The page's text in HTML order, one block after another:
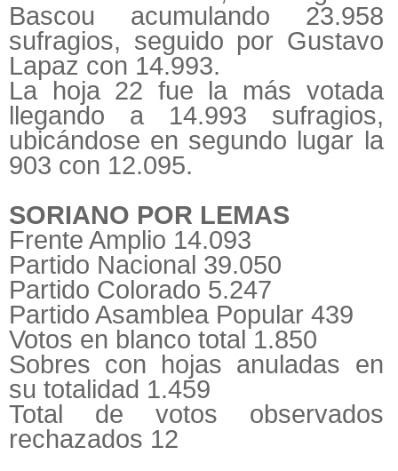
Bascou acumulando 23.958
sufragios, seguido por Gustavo
Lapaz con 14.993.
La hoja 22 fue la más votada
llegando a 14.993 sufragios,
ubicándose en segundo lugar la
903 con 12.095.
SORIANO POR LEMAS
Frente Amplio 14.093
Partido Nacional 39.050
Partido Colorado 5.247
Partido Asamblea Popular 439
Votos en blanco total 1.850
Sobres con hojas anuladas en
su totalidad 1.459
Total de votos observados
rechazados 12